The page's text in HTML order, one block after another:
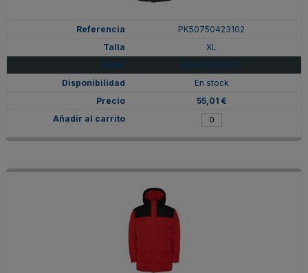
PK50750423102
XL
EBANO/NEGRO
En stock
55,01 €